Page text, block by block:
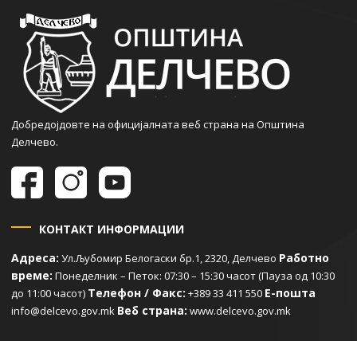
Добредојдовте на официјалната веб страна на Општина
Делчево.
КОНТАКТ ИНФОРМАЦИИ
Адреса: Ул.Љубомир Белогаски бр.1, 2320, Делчево Работно
време: Понеделник – Петок: 07:30 – 15:30 часот (Пауза од 10:30
до 11:00 часот) Телефон / Факс: +389 33 411 550 Е-пошта
info@delcevo.gov.mk Веб страна: www.delcevo.gov.mk